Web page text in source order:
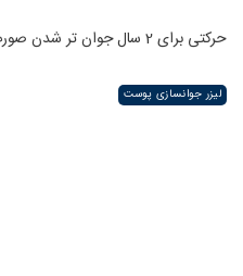
حرکتی برای 2 سال جوان تر شدن صورت , یوگای صورت
لیزر جوانسازی پوست